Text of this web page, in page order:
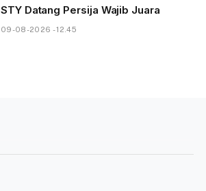
STY Datang Persija Wajib Juara
09-08-2026 - 12.45